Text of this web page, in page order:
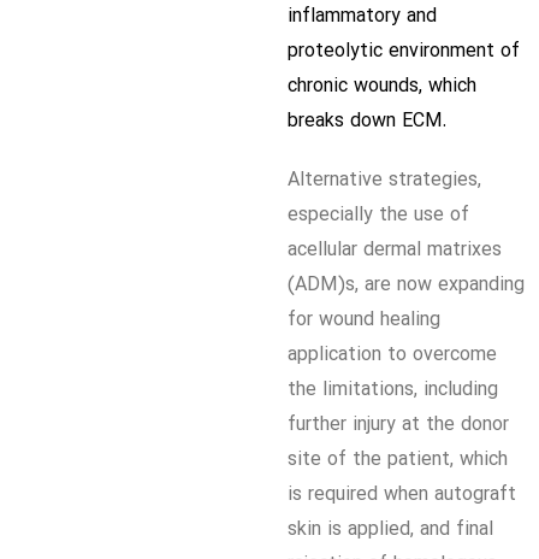
inflammatory and
proteolytic environment of
chronic wounds, which
breaks down ECM.
Alternative strategies,
especially the use of
acellular dermal matrixes
(ADM)s, are now expanding
for wound healing
application to overcome
the limitations, including
further injury at the donor
site of the patient, which
is required when autograft
skin is applied, and final